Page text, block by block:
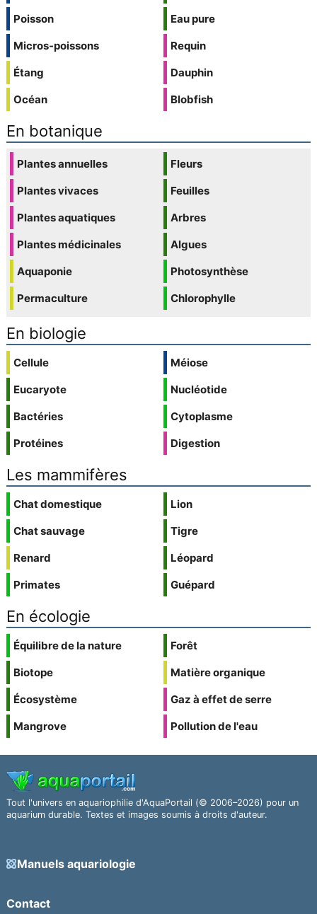
Poisson
Micros-poissons
Étang
Océan
Eau pure
Requin
Dauphin
Blobfish
En botanique
Plantes annuelles
Plantes vivaces
Plantes aquatiques
Plantes médicinales
Aquaponie
Permaculture
Fleurs
Feuilles
Arbres
Algues
Photosynthèse
Chlorophylle
En biologie
Cellule
Eucaryote
Bactéries
Protéines
Méiose
Nucléotide
Cytoplasme
Digestion
Les mammifères
Chat domestique
Chat sauvage
Renard
Primates
Lion
Tigre
Léopard
Guépard
En écologie
Équilibre de la nature
Biotope
Écosystème
Mangrove
Forêt
Matière organique
Gaz à effet de serre
Pollution de l'eau
Tout l'univers en aquariophilie d'AquaPortail (© 2006–2026) pour un
aquarium durable. Textes et images soumis à droits d'auteur.
Manuels aquariologie
Contact